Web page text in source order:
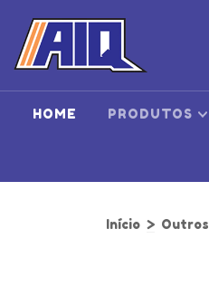
HOME PRODUTOS
Início > Outros